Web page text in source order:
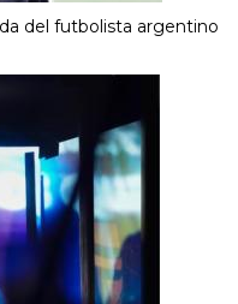
del futbolista argentino